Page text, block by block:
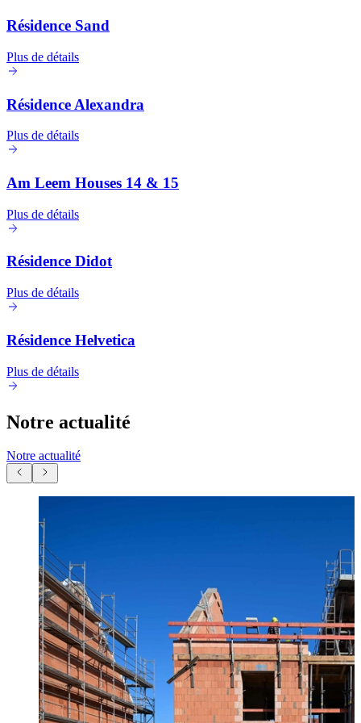
Résidence Sand
Plus de détails
Résidence Alexandra
Plus de détails
Am Leem Houses 14 & 15
Plus de détails
Résidence Didot
Plus de détails
Résidence Helvetica
Plus de détails
Notre actualité
Notre actualité